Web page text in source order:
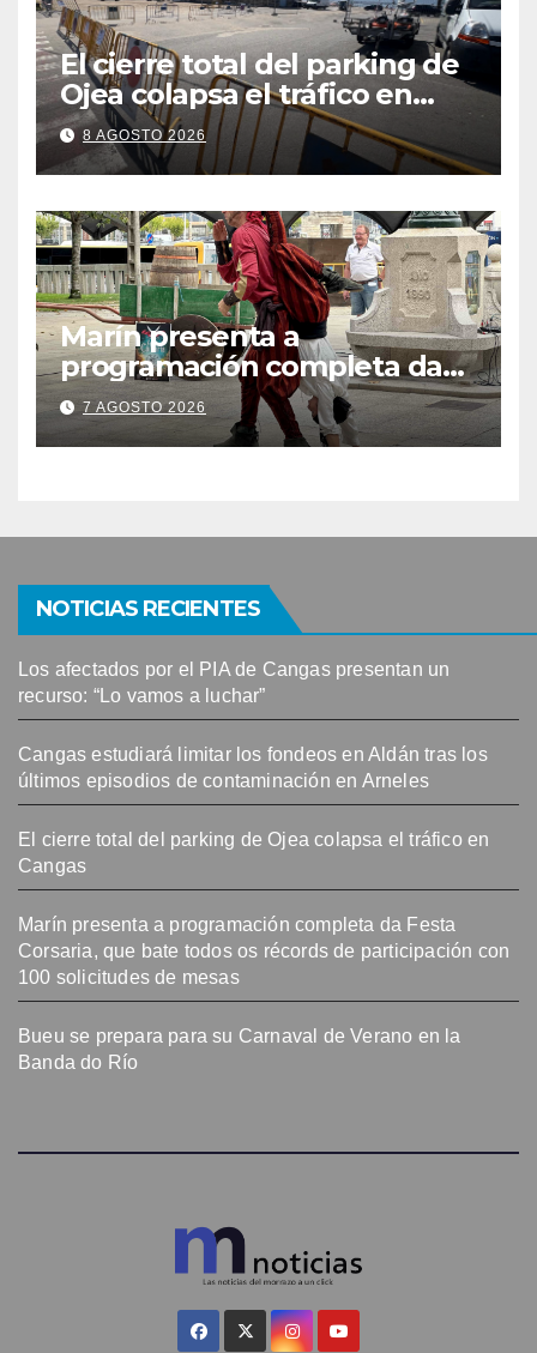
El cierre total del parking de
Ojea colapsa el tráfico en
Cangas
8 AGOSTO 2026
Marín presenta a
programación completa da
Festa Corsaria, que bate
todos os récords de
participación con 100
7 AGOSTO 2026
NOTICIAS RECIENTES
Los afectados por el PIA de Cangas presentan un
recurso: “Lo vamos a luchar”
Cangas estudiará limitar los fondeos en Aldán tras los
últimos episodios de contaminación en Arneles
El cierre total del parking de Ojea colapsa el tráfico en
Cangas
Marín presenta a programación completa da Festa
Corsaria, que bate todos os récords de participación con
100 solicitudes de mesas
Bueu se prepara para su Carnaval de Verano en la
Banda do Río